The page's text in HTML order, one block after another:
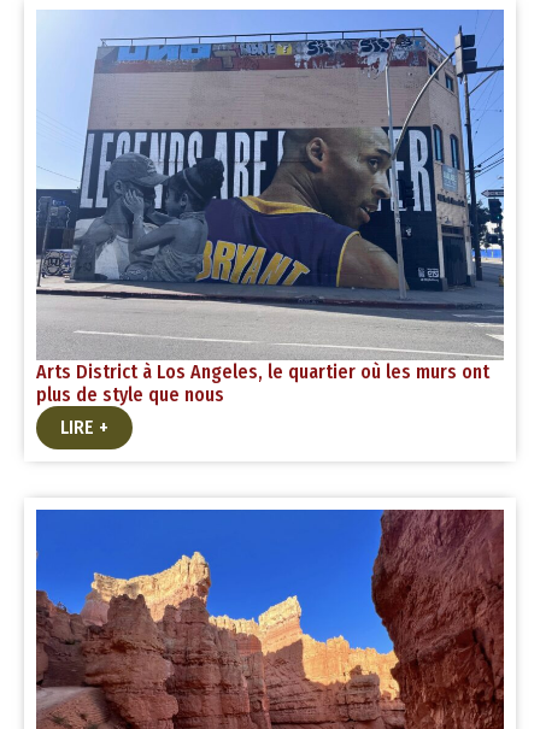
Arts District à Los Angeles, le quartier où les murs ont
plus de style que nous
LIRE +